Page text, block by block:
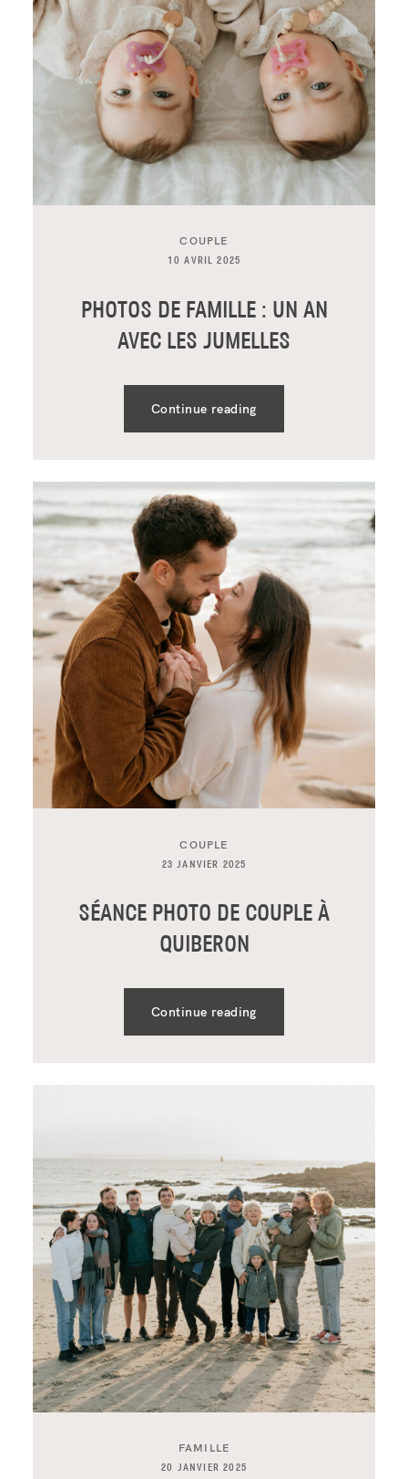
COUPLE
10 AVRIL 2025
PHOTOS DE FAMILLE : UN AN
AVEC LES JUMELLES
Continue reading
COUPLE
23 JANVIER 2025
SÉANCE PHOTO DE COUPLE À
QUIBERON
Continue reading
FAMILLE
20 JANVIER 2025